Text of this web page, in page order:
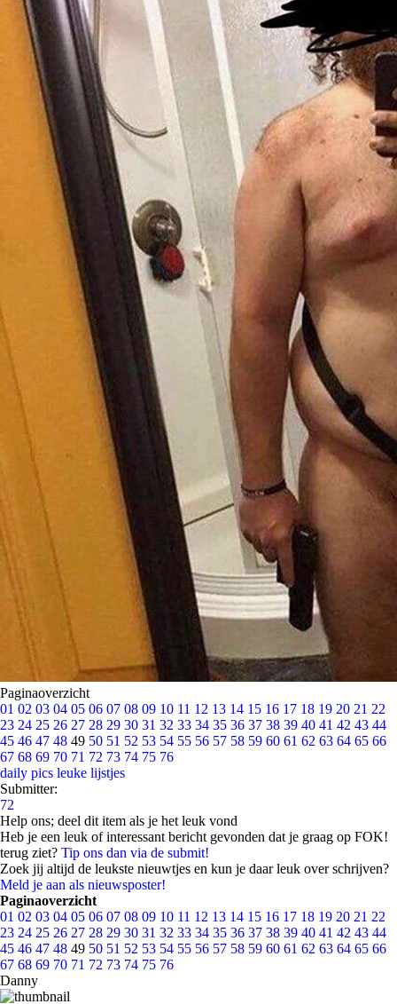
Paginaoverzicht
01 02 03 04 05 06 07 08 09 10 11 12 13 14 15 16 17 18 19 20 21 22
23 24 25 26 27 28 29 30 31 32 33 34 35 36 37 38 39 40 41 42 43 44
45 46 47 48 49 50 51 52 53 54 55 56 57 58 59 60 61 62 63 64 65 66
67 68 69 70 71 72 73 74 75 76
daily pics leuke lijstjes
Submitter:
72
Help ons; deel dit item als je het leuk vond
Heb je een leuk of interessant bericht gevonden dat je graag op FOK!
terug ziet? Tip ons dan via de submit!
Zoek jij altijd de leukste nieuwtjes en kun je daar leuk over schrijven?
Meld je aan als nieuwsposter!
Paginaoverzicht
01 02 03 04 05 06 07 08 09 10 11 12 13 14 15 16 17 18 19 20 21 22
23 24 25 26 27 28 29 30 31 32 33 34 35 36 37 38 39 40 41 42 43 44
45 46 47 48 49 50 51 52 53 54 55 56 57 58 59 60 61 62 63 64 65 66
67 68 69 70 71 72 73 74 75 76
Danny